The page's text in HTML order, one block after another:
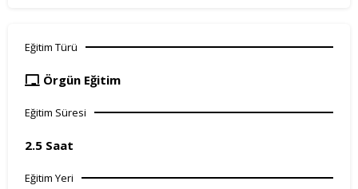
Eğitim Türü
Örgün Eğitim
Eğitim Süresi
2.5 Saat
Eğitim Yeri